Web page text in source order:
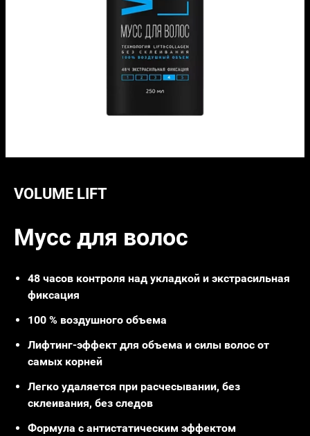
VOLUME LIFT
Мусс для волос
48 часов контроля над укладкой и экстрасильная
фиксация
100 % воздушного объема
Лифтинг-эффект для объема и силы волос от
самых корней
Легко удаляется при расчесывании, без
склеивания, без следов
Формула с антистатическим эффектом